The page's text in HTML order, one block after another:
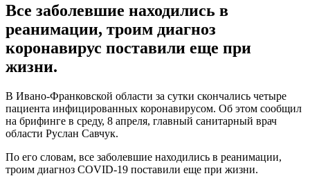
Все заболевшие находились в
реанимации, троим диагноз
коронавирус поставили еще при
жизни.
В Ивано-Франковской области за сутки скончались четыре
пациента инфицированных коронавирусом. Об этом сообщил
на брифинге в среду, 8 апреля, главный санитарный врач
области Руслан Савчук.
По его словам, все заболевшие находились в реанимации,
троим диагноз COVID-19 поставили еще при жизни.